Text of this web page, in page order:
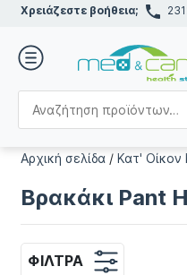
Χρειάζεστε βοήθεια;
Αρχική σελίδα /Κατ' Οίκον
Βρακάκι Pant
ΦΊΛΤΡΑ